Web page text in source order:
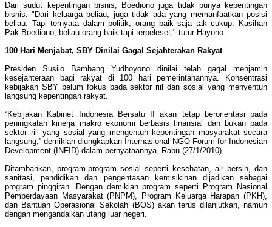
Dari sudut kepentingan bisnis, Boediono juga tidak punya kepentingan
bisnis. "Dari keluarga beliau, juga tidak ada yang memanfaatkan posisi
beliau. Tapi ternyata dalam politik, orang baik saja tak cukup. Kasihan
Pak Boediono, beliau orang baik tapi terpeleset," tutur Hayono.
100 Hari Menjabat, SBY Dinilai Gagal Sejahterakan Rakyat
Presiden Susilo Bambang Yudhoyono dinilai telah gagal menjamin
kesejahteraan bagi rakyat di 100 hari pemerintahannya. Konsentrasi
kebijakan SBY belum fokus pada sektor riil dan sosial yang menyentuh
langsung kepentingan rakyat.
“Kebijakan Kabinet Indonesia Bersatu II akan tetap berorientasi pada
peningkatan kinerja makro ekonomi berbasis finansial dan bukan pada
sektor riil yang sosial yang mengentuh kepentingan masyarakat secara
langsung,” demikian diungkapkan Internasional NGO Forum for Indonesian
Development (INFID) dalam pernyataannya, Rabu (27/1/2010).
Ditambahkan, program-program sosial seperti kesehatan, air bersih, dan
sanitasi, pendidikan dan pengentasan kemisikinan dijadikan sebagai
program pinggiran. Dengan demikian program seperti Program Nasional
Pemberdayaan Masyarakat (PNPM), Program Keluarga Harapan (PKH),
dan Bantuan Operasional Sekolah (BOS) akan terus dilanjutkan, namun
dengan mengandalkan utang luar negeri.